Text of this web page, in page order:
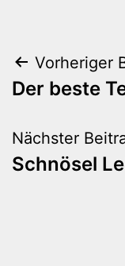
Vorheriger
Der beste
Nächster
Schnösel